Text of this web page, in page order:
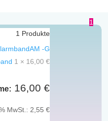
1
1 Produkte
AM -G
1 × 16,00 €
16,00 €
MwSt.: 2,55 €